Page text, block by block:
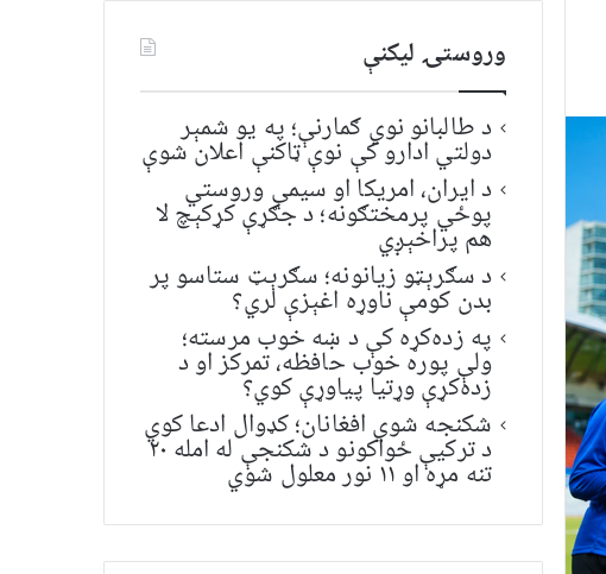
وروستۍ ليکنې
د طالبانو نوي ګمارنې؛ په یو شمېر
دولتي ادارو کې نوې ټاکنې اعلان شوې
د ایران، امریکا او سیمې وروستي
پوځي پرمختګونه؛ د جګړې کړکېچ لا
هم پراخېږي
د سګرېټو زیانونه؛ سګرېټ ستاسو پر
بدن کومې ناوړه اغېزې لري؟
په زده‌کړه کې د ښه خوب مرسته؛
ولې پوره خوب حافظه، تمرکز او د
زده‌کړې وړتیا پیاوړې کوي؟
شکنجه شوي افغانان؛ کډوال ادعا کوي
د ترکیې ځواکونو د شکنجې له امله ۲۰
تنه مړه او ۱۱ نور معلول شوي